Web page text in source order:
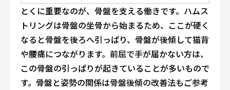
とくに重要なのが、骨盤を支える働きです。ハムス
トリングは骨盤の坐骨から始まるため、ここが硬く
なると骨盤を後ろへ引っぱり、骨盤が後傾して猫背
や腰痛につながります。前屈で手が届かない方は、
この骨盤の引っぱりが起きていることが多いもので
す。骨盤と姿勢の関係は骨盤後傾の改善法もご参考